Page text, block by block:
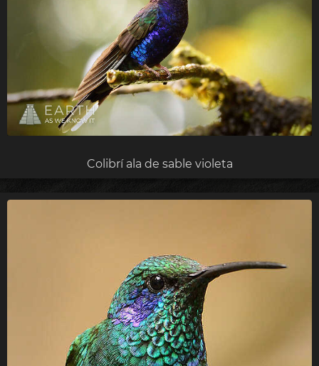
Colibrí ala de sable violeta